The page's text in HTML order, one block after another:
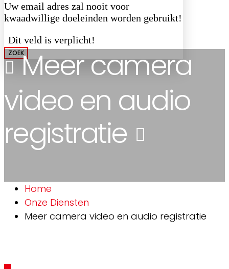
Uw email adres zal nooit voor
kwaadwillige doeleinden worden gebruikt!
Dit veld is verplicht!
ZOEKMeer camera
video en audio
registratie
Home
Onze Diensten
Meer camera video en audio registratie